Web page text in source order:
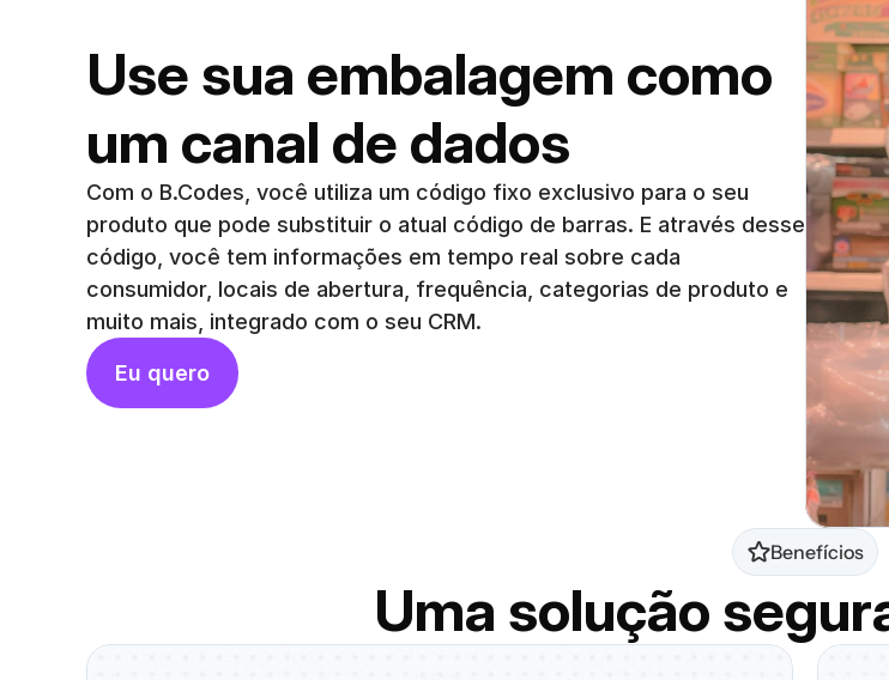
Use sua embalagem como
um canal de dados
Com o B.Codes, você utiliza um código fixo exclusivo para o seu
produto que pode substituir o atual código de barras. E através desse
código, você tem informações em tempo real sobre cada
consumidor, locais de abertura, frequência, categorias de produto e
muito mais, integrado com o seu CRM.
Eu quero
Benefícios
Uma solução